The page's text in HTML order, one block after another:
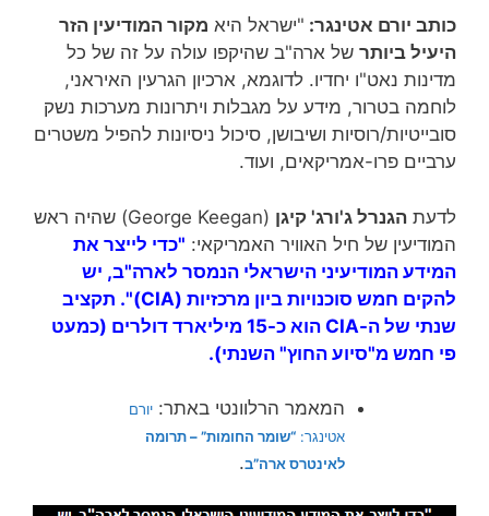
כותב יורם אטינגר: "ישראל היא מקור המודיעין הזר
היעיל ביותר של ארה"ב שהיקפו עולה על זה של כל
מדינות נאט"ו יחדיו. לדוגמא, ארכיון הגרעין האיראני,
לוחמה בטרור, מידע על מגבלות ויתרונות מערכות נשק
סובייטיות/רוסיות ושיבושן, סיכול ניסיונות להפיל משטרים
ערביים פרו-אמריקאים, ועוד.
לדעת הגנרל ג'ורג' קיגן
(George Keegan) שהיה ראש
המודיעין של חיל האוויר האמריקאי: "כדי לייצר את
המידע המודיעיני הישראלי הנמסר לארה"ב, יש
להקים חמש סוכנויות ביון מרכזיות (
CIA)". תקציב
שנתי של ה-CIA
הוא כ-15 מיליארד דולרים (כמעט
פי חמש מ"סיוע החוץ" השנתי).
המאמר הרלוונטי באתר: יורם
אטינגר: “שומר החומות” – תרומה
לאינטרס ארה”ב.